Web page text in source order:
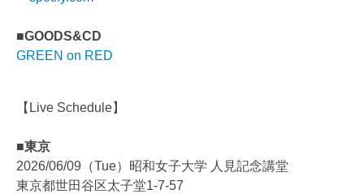
■GOODS&CD
GREEN on RED
【Live Schedule】
■東京
2026/06/09（Tue）昭和女子大学 人見記念講堂
東京都世田谷区太子堂1-7-57